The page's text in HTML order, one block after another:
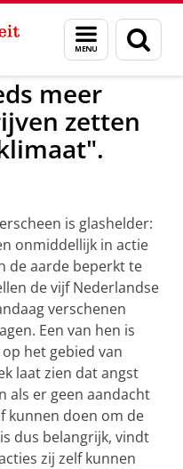
Menu
en
zoeken
meer
zetten
is glashelder:
onmiddellijk in actie
de aarde beperkt te
de vijf Nederlandse
verschenen
Een van hen is
het gebied van
laat zien dat angst
als er geen aandacht
kunnen doen om de
dus belangrijk, vindt
zij zelf kunnen